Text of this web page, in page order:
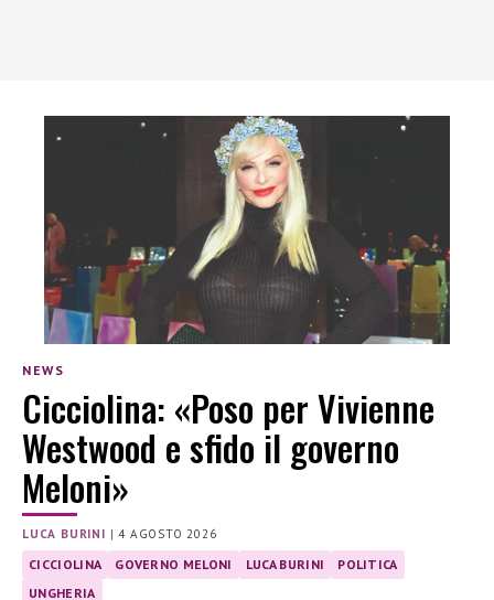
NEWS
Cicciolina: «Poso per Vivienne
Westwood e sfido il governo
Meloni»
LUCA BURINI |4 AGOSTO 2026
CICCIOLINA GOVERNO MELONI LUCA BURINI
POLITICA
UNGHERIA